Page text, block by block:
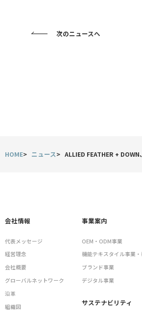
次のニュースへ
HOME ニュース ALLIED FEATHER +
会社情報
代表メッセージ
経営理念
会社概要
グローバルネットワーク
沿革
組織図
事業案内
OEM・ODM事業
機能テキスタイル事業
ブランド事業
デジタル事業
サステナビリティ